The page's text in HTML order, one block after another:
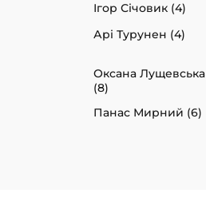
Ігор Січовик (4)
Арі Турунен (4)
Оксана Лущевська
(8)
Панас Мирний (6)